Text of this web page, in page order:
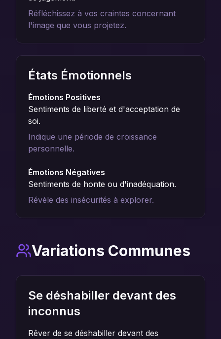
Réfléchissez à vos craintes concernant
l'image que vous projetez.
États Émotionnels
Émotions Positives
Sentiments de liberté et d'acceptation de
soi.
Indique une période de croissance
personnelle.
Émotions Négatives
Sentiments de honte ou d'inadéquation.
Révèle des insécurités à explorer.
Variations Communes
Se déshabiller devant des
inconnus
Rêver de se déshabiller devant des